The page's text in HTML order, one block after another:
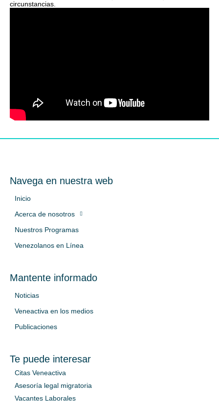
circunstancias.
Navega en nuestra web
Inicio
Acerca de nosotros
Nuestros Programas
Venezolanos en Línea
Mantente informado
Noticias
Veneactiva en los medios
Publicaciones
Te puede interesar
Citas Veneactiva
Asesoría legal migratoria
Vacantes Laborales